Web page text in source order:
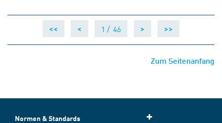
<< < 1 / 46 > >>
Zum Seitenanfang
Normen & Standards